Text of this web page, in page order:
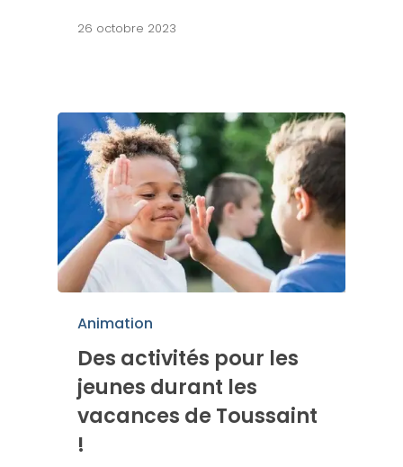
26 octobre 2023
Animation
Des activités pour les
jeunes durant les
vacances de Toussaint
!